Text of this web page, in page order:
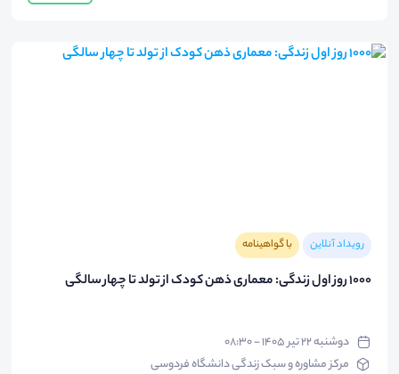
رویداد آنلاین با گواهینامه
1000 روز اول زندگی: معماری ذهن کودک از تولد تا چهار سالگی
دوشنبه ۲۲ تیر ۱۴۰۵ - ۰۸:۳۰
مرکز مشاوره و سبک زندگی دانشگاه فردوسی